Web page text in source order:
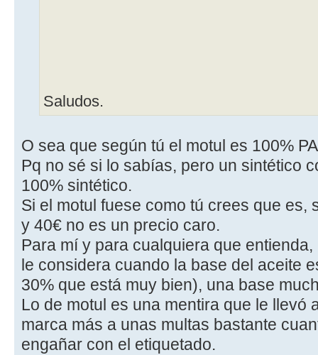
Saludos.
O sea que según tú el motul es 100%
Pq no sé si lo sabías, pero un sintético
100% sintético.
Si el motul fuese como tú crees que es,
y 40€ no es un precio caro.
Para mí y para cualquiera que
le considera cuando la base del aceite
30% que está muy bien), una base
Lo de motul es una mentira que le llevó
marca más a unas multas bastante
engañar con el etiquetado.